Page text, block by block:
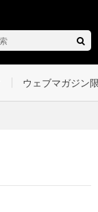
ウェブマガジン